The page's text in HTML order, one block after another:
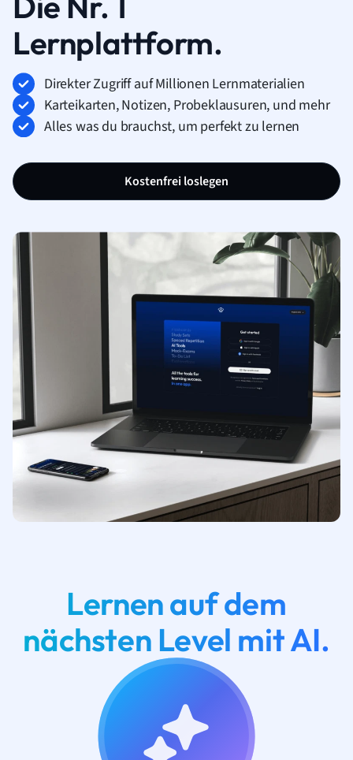
Lernplattform.
Direkter Zugriff auf Millionen Lernmaterialien
Karteikarten, Notizen, Probeklausuren, und mehr
Alles was du brauchst, um perfekt zu lernen
Kostenfrei loslegen
Lernen auf dem
nächsten Level mit AI.